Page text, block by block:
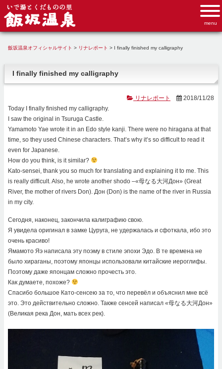
飯坂温泉オフィシャルサイト > リナレポート > I finally finished my calligraphy
I finally finished my calligraphy
リナレポート
2018/11/28
Today I finally finished my calligraphy.
I saw the original in Tsuruga Castle.
Yamamoto Yae wrote it in an Edo style kanji. There were no hiragana at that
time, so they used Chinese characters. That’s why it’s so difficult to read it
even for Japanese.
How do you think, is it similar?
Kato-sensei, thank you so much for translating and explaining it to me. This
is really difficult. Also, he wrote another shodo –«母なる大河Дон» (Great
River, the mother of rivers Don). Дон (Don) is the name of the river in Russia
in my city.
Сегодня, наконец, закончила калиграфию свою.
Я увидела оригинал в замке Цуруга, не удержалась и сфоткала, ибо это
очень красиво!
Ямамото Яэ написала эту поэму в стиле эпохи Эдо. В те времена не
было хираганы, поэтому японцы использовали китайские иероглифы.
Поэтому даже японцам сложно прочесть это.
Как думаете, похоже?
Спасибо большое Като-сенсею за то, что перевёл и объяснил мне всё
это. Это действительно сложно. Также сенсей написал «母なる大河Дон»
(Великая река Дон, мать всех рек).